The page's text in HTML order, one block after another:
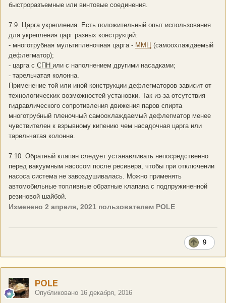
быстроразъемные или винтовые соединения.
7.9. Царга укрепления. Есть положительный опыт использования
для укрепления царг разных конструкций:
- многотрубная мультипленочная царга - ММЦ (самоохлаждаемый
дефлегматор);
- царга с СПН или с наполнением другими насадками;
- тарельчатая колонна.
Применение той или иной конструкции дефлегматоров зависит от
технологических возможностей установки. Так из-за отсутствия
гидравлического сопротивления движения паров спирта
многотрубный пленочный самоохлаждаемый дефлегматор менее
чувствителен к взрывному кипению чем насадочная царга или
тарельчатая колонна.
7.10. Обратный клапан следует устанавливать непосредственно
перед вакуумным насосом после ресивера, чтобы при отключении
насоса система не завоздушивалась. Можно применять
автомобильные топливные обратные клапана с подпружиненной
резиновой шайбой.
Изменено 2 апреля, 2021 пользователем POLE
9
POLE
Опубликовано 16 декабря, 2016